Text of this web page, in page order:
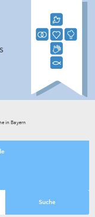
in Bayern